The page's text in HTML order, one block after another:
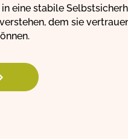
in eine stabile
dem sie